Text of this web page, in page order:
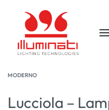
MODERNO
Lucciola –